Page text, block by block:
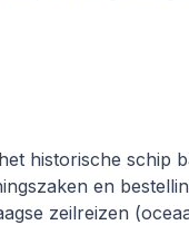
historische schip
en
zeilreizen